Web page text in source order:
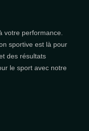
votre performance.
sportive est là pour
des résultats
le sport avec notre